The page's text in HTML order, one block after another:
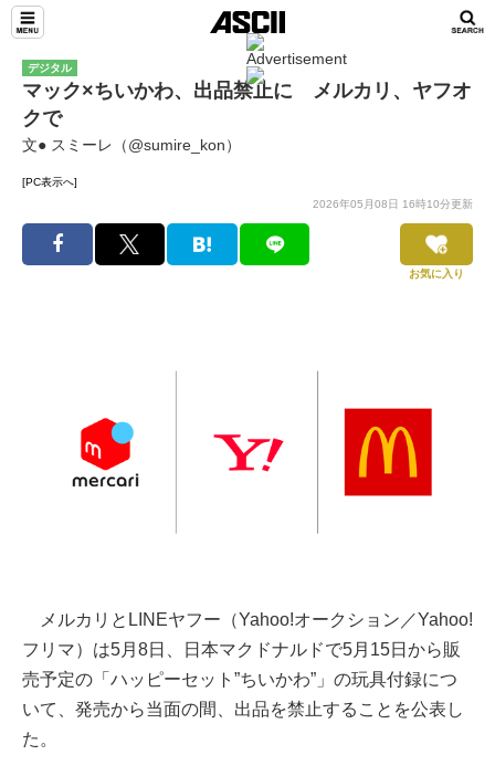
デジタル
マック×ちいかわ、出品禁止に メルカリ、ヤフオ
クで
文● スミーレ（@sumire_kon）
[PC表示へ]
2026年05月08日 16時10分更新
お気に入り
メルカリとLINEヤフー（Yahoo!オークション／Yahoo!
フリマ）は5月8日、日本マクドナルドで5月15日から販
売予定の「ハッピーセット”ちいかわ”」の玩具付録につ
いて、発売から当面の間、出品を禁止することを公表し
た。